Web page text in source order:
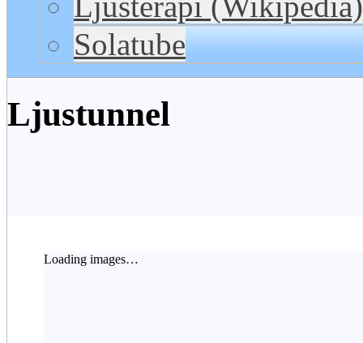
Solatube
Ljustunnel
Loading images…